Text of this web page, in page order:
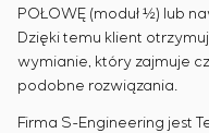
POŁOWĘ (moduł ½) lub
Dzięki temu klient
wymianie, który zajmuje
podobne rozwiązania.
Firma S-Engineering jest